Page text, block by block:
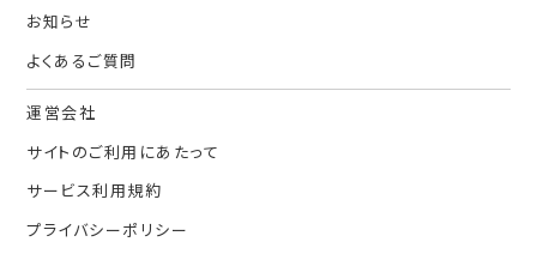
お知らせ
よくあるご質問
運営会社
サイトのご利用にあたって
サービス利用規約
プライバシーポリシー